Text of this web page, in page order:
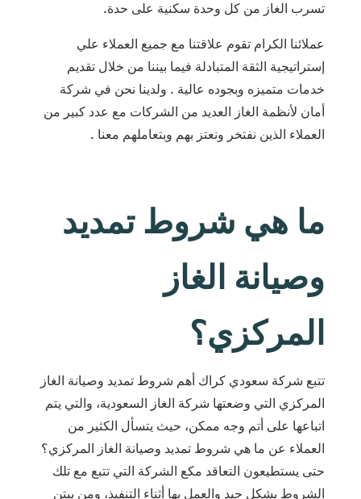
تسرب الغاز من كل وحدة سكنية على حدة.
عملائنا الكرام تقوم علاقتنا مع جميع العملاء علي
إستراتيجية الثقة المتبادلة فيما بيننا من خلال تقديم
خدمات متميزه وبجوده عالية . ولدينا نحن في شركة
أمان لأنظمة الغاز العديد من الشركات مع عدد كبير من
العملاء الذين نفتخر ونعتز بهم وبتعاملهم معنا .
ما هي شروط تمديد
وصيانة الغاز
المركزي؟
تتبع شركة سعودي كراك أهم شروط تمديد وصيانة الغاز
المركزي التي وضعتها شركة الغاز السعودية، والتي يتم
اتباعها على أتم وجه ممكن، حيث يتسأل الكثير من
العملاء عن ما هي شروط تمديد وصيانة الغاز المركزي؟
حتى يستطيعون التعاقد مكع الشركة التي تتبع مع تلك
الشروط بشكل جيد والعمل بها أثناء التنفيذ، ومن بيتن